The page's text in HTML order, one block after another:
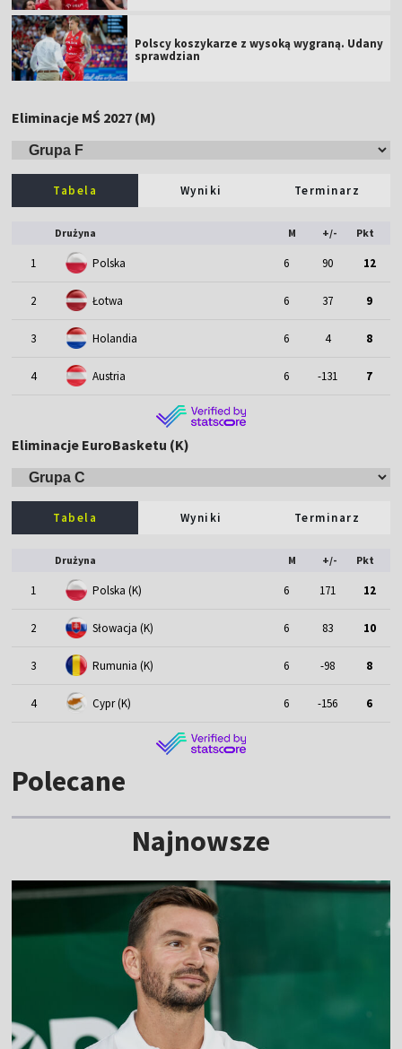
Polscy koszykarze z wysoką wygraną. Udany
sprawdzian
Eliminacje MŚ 2027 (M)
Tabela Wyniki Terminarz
Drużyna M +/- Pkt
1 Polska 6 90 12
2 Łotwa 6 37 9
3 Holandia 6 4 8
4 Austria 6 -131 7
Eliminacje EuroBasketu (K)
Tabela Wyniki Terminarz
Drużyna M +/- Pkt
1 Polska (K) 6 171 12
2 Słowacja (K) 6 83 10
3 Rumunia (K) 6 -98 8
4 Cypr (K) 6 -156 6
Polecane
Najnowsze